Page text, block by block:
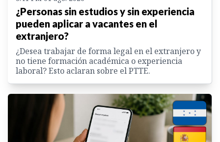
¿Personas sin estudios y sin experiencia
pueden aplicar a vacantes en el
extranjero?
¿Desea trabajar de forma legal en el extranjero y
no tiene formación académica o experiencia
laboral? Esto aclaran sobre el PTTE.